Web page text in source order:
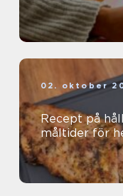
02. oktober
Recept på
måltider för